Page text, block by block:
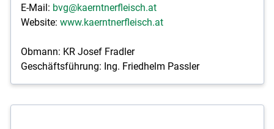
E-Mail: bvg@kaerntnerfleisch.at
Website: www.kaerntnerfleisch.at
Obmann: KR Josef Fradler
Geschäftsführung: Ing. Friedhelm Passler